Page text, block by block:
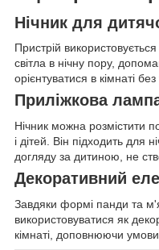
Нічник для
Пристрій
світла в нічну пору,
орієнтуватися в кімнаті
Приліжкова
Нічник можна розмістити
і дітей. Він підходить для
догляду за дитиною, не
Декоративний
Завдяки формі панди та
використовуватися як
кімнаті, доповнюючи